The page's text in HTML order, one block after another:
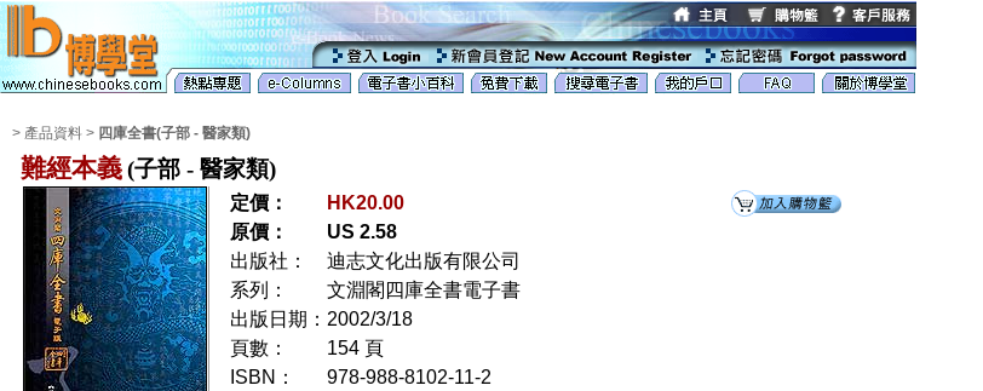
> 產品資料 > 四庫全書(子部 - 醫家類)
難經本義(子部 - 醫家類)
定價：
HK20.00
原價：
US 2.58
出版社：
迪志文化出版有限公司
系列：
文淵閣四庫全書電子書
出版日期： 2002/3/18
頁數：
154 頁
ISBN：
978-988-8102-11-2